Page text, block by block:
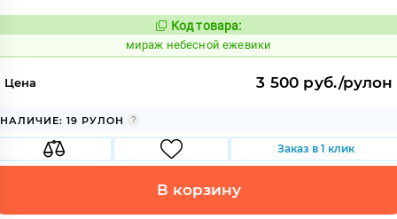
Код:
992274
Код товара:
мираж небесной ежевики
Цена 3 500 руб./рулон
НАЛИЧИЕ: 19 РУЛОН
Заказ в 1 клик
В корзину